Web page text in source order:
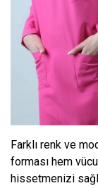
Farklı renk ve
forması hem
hissetmenizi